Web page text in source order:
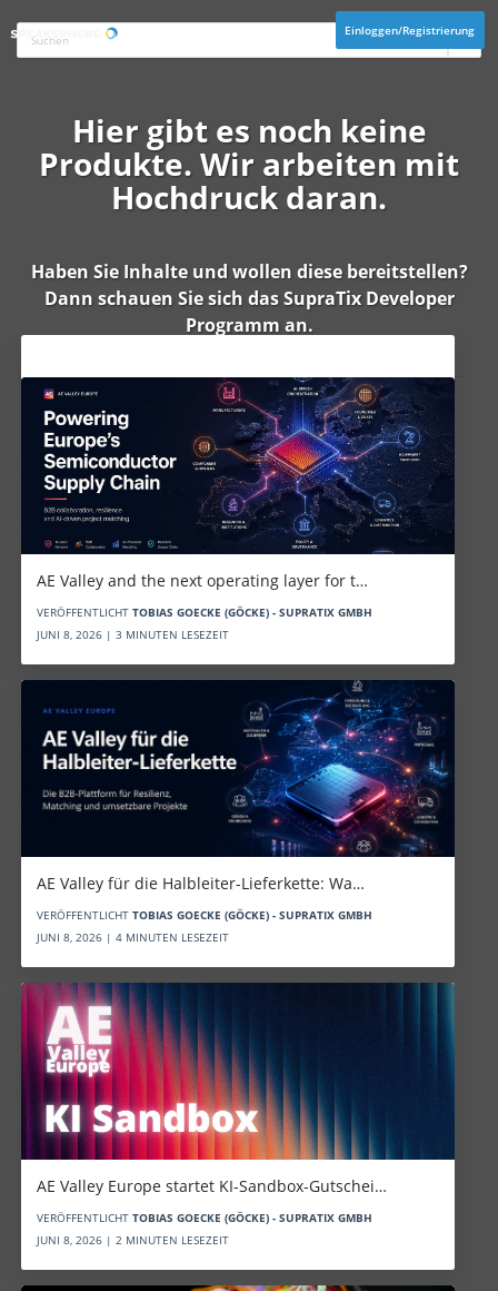
Einloggen/Registrierung
Hier gibt es noch keine
Produkte. Wir arbeiten mit
Hochdruck daran.
Haben Sie Inhalte und wollen diese bereitstellen?
Dann schauen Sie sich dasSupraTix Developer
Programm an.
AE Valley and the next operating layer for t…
VERÖFFENTLICHT TOBIAS GOECKE (GÖCKE) - SUPRATIX GMBH
JUNI 8, 2026 | 3 MINUTEN LESEZEIT
AE Valley für die Halbleiter-Lieferkette: Wa…
VERÖFFENTLICHT TOBIAS GOECKE (GÖCKE) - SUPRATIX GMBH
JUNI 8, 2026 | 4 MINUTEN LESEZEIT
AE Valley Europe startet KI-Sandbox-Gutschei…
VERÖFFENTLICHT TOBIAS GOECKE (GÖCKE) - SUPRATIX GMBH
JUNI 8, 2026 | 2 MINUTEN LESEZEIT